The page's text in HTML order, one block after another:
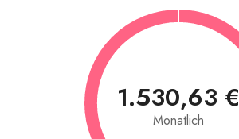
1.530,63 €
Monatlich